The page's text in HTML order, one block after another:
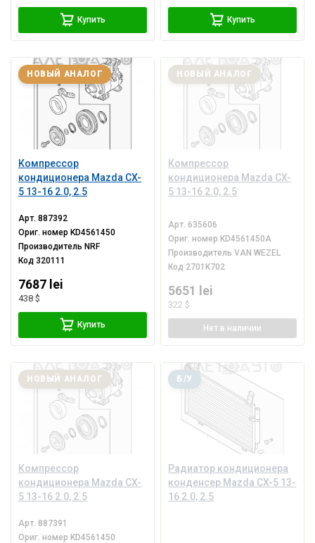
Купить Купить
Компрессор
кондиционера Mazda CX-
5 13-16 2.0, 2.5
НОВЫЙ АНАЛОГ
Арт.887392
Ориг. номер KD4561450
Производитель NRF
Код320111
7687 lei
438 $
Купить
Компрессор
кондиционера Mazda CX-
5 13-16 2.0, 2.5
НОВЫЙ АНАЛОГ
Арт. 635606
Ориг. номер KD4561450A
ПроизводительVAN WEZEL
Код 2701K702
5651 lei
322 $
Нет в наличии
Компрессор
кондиционера Mazda CX-
5 13-16 2.0, 2.5
НОВЫЙ АНАЛОГ
Арт. 887391
Ориг. номер KD4561450
Радиатор кондиционера
конденсер Mazda CX-5 13-
16 2.0, 2.5
Б/У